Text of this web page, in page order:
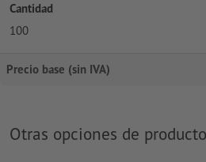
Cantidad
100
Precio base (sin IVA)
Otras opciones de producto